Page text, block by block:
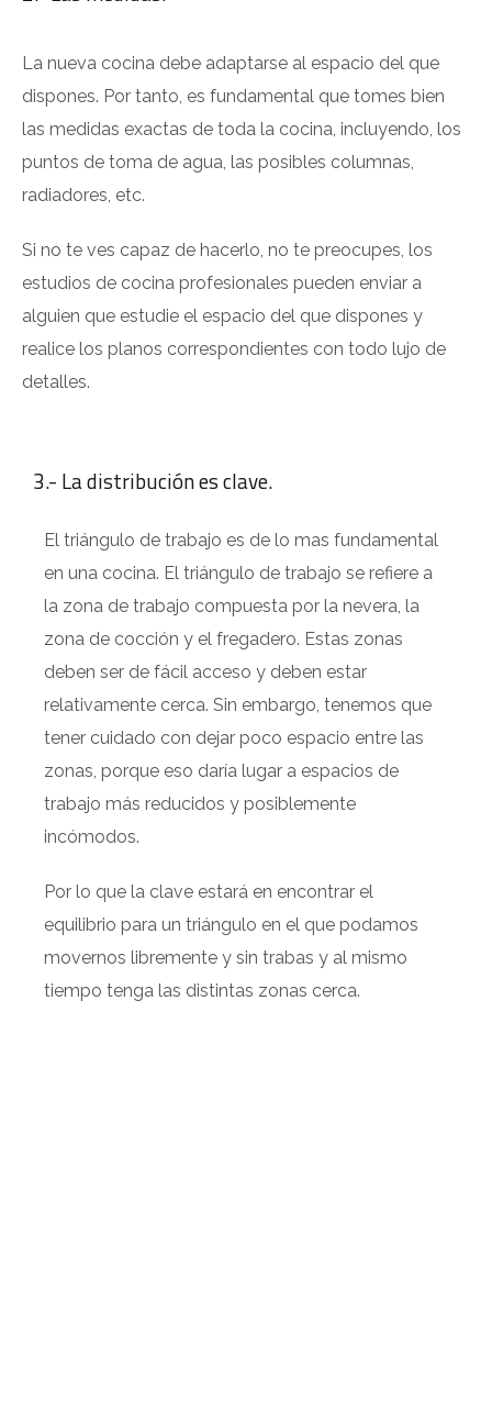
La nueva cocina debe adaptarse al espacio del que
dispones. Por tanto, es fundamental que tomes bien
las medidas exactas de toda la cocina, incluyendo, los
puntos de toma de agua, las posibles columnas,
radiadores, etc.
Si no te ves capaz de hacerlo, no te preocupes, los
estudios de cocina profesionales pueden enviar a
alguien que estudie el espacio del que dispones y
realice los planos correspondientes con todo lujo de
detalles.
3.- La distribución es clave.
El triángulo de trabajo es de lo mas fundamental
en una cocina. El triángulo de trabajo se refiere a
la zona de trabajo compuesta por la nevera, la
zona de cocción y el fregadero. Estas zonas
deben ser de fácil acceso y deben estar
relativamente cerca. Sin embargo, tenemos que
tener cuidado con dejar poco espacio entre las
zonas, porque eso daría lugar a espacios de
trabajo más reducidos y posiblemente
incómodos.
Por lo que la clave estará en encontrar el
equilibrio para un triángulo en el que podamos
movernos libremente y sin trabas y al mismo
tiempo tenga las distintas zonas cerca.